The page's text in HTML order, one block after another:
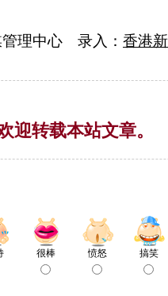
理中心 录入： 香港
迎转载本站文章。
很棒 愤怒 搞笑